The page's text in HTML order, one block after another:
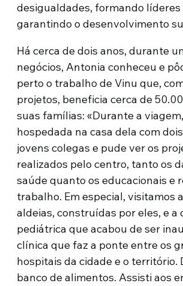
desigualdades, formando
garantindo o desenvolvimento
Há cerca de dois anos, durante
negócios, Antonia conheceu e
perto o trabalho de Vinu que,
projetos, beneficia cerca de
suas famílias: «Durante a
hospedada na casa dela com
jovens colegas e pude ver os
realizados pelo centro, tanto os
saúde quanto os educacionais e
trabalho. Em especial, visitamos
aldeias, construídas por eles, e a
pediátrica que acabou de ser
clínica que faz a ponte entre os
hospitais da cidade e o território.
banco de alimentos. Assisti aos